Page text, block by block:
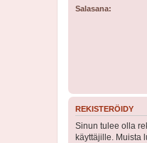
Salasana:
REKISTERÖIDY
Sinun tulee olla
käyttäjille. Muista